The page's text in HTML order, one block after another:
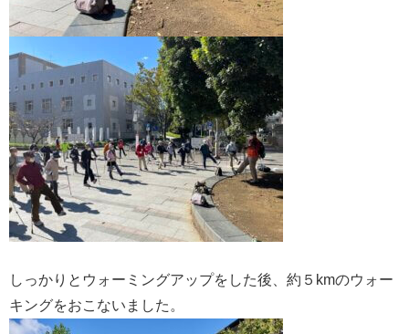
しっかりとウォーミングアップをした後、約５kmのウォー
キングをおこないました。